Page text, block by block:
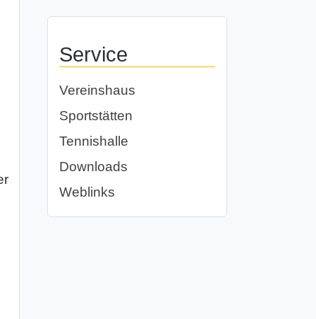
Service
Vereinshaus
Sportstätten
Tennishalle
Downloads
Weblinks